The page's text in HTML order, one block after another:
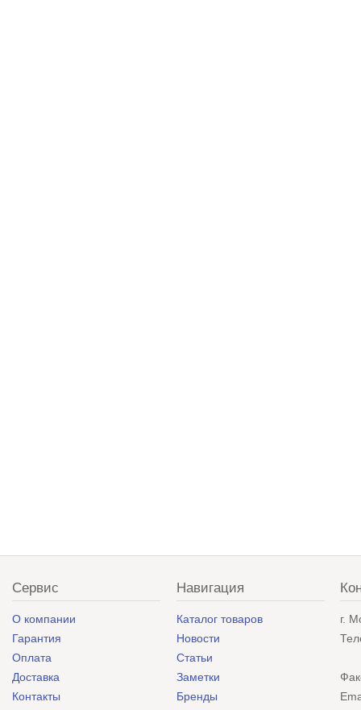
Сервис
О компании
Гарантия
Оплата
Доставка
Контакты
Навигация
Каталог товаров
Новости
Статьи
Заметки
Бренды
г.